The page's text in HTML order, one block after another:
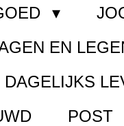
EN
DAGELIJKS
POST